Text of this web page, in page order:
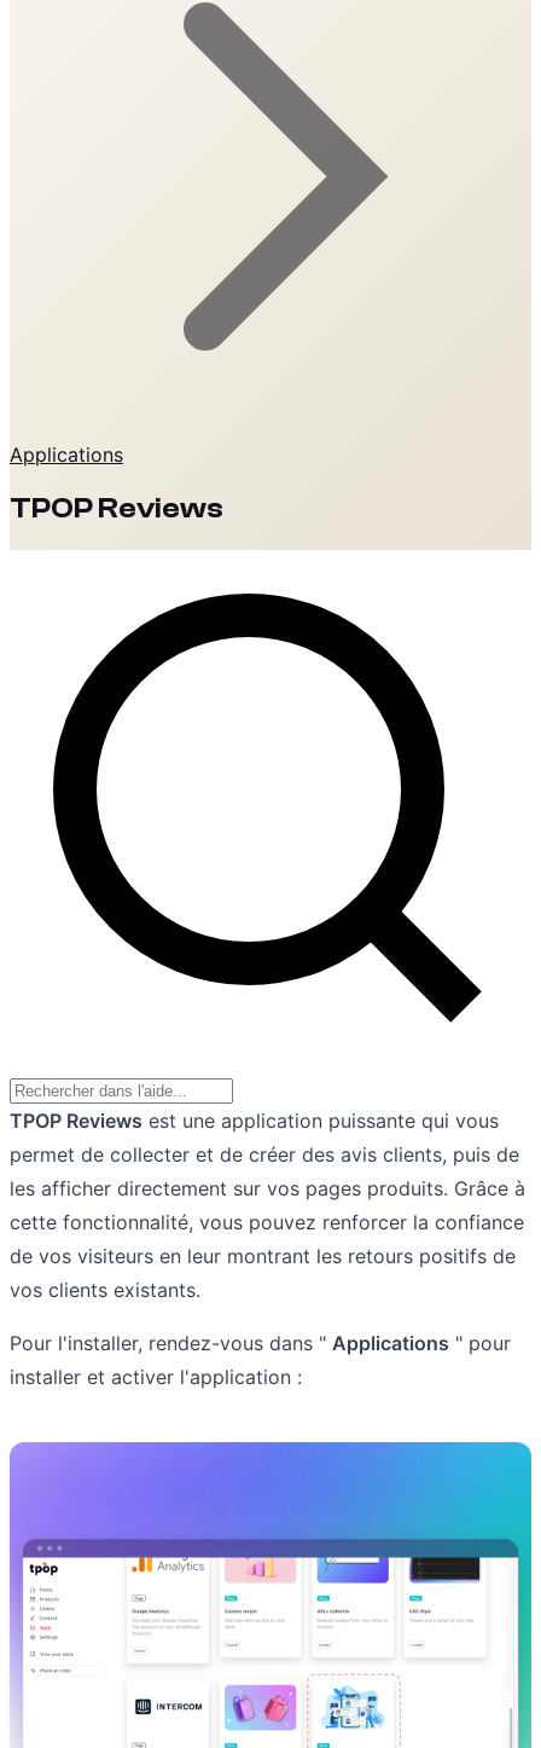
Applications
TPOP Reviews
TPOP Reviews est une application puissante qui vous
permet de collecter et de créer des avis clients, puis de
les afficher directement sur vos pages produits. Grâce à
cette fonctionnalité, vous pouvez renforcer la confiance
de vos visiteurs en leur montrant les retours positifs de
vos clients existants.
Pour l'installer, rendez-vous dans " Applications " pour
installer et activer l'application :